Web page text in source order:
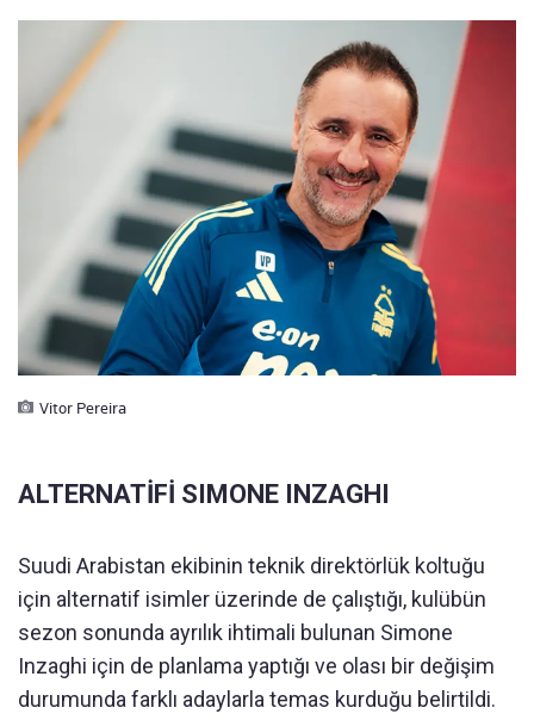
Vitor Pereira
ALTERNATİFİ SIMONE INZAGHI
Suudi Arabistan ekibinin teknik direktörlük koltuğu
için alternatif isimler üzerinde de çalıştığı, kulübün
sezon sonunda ayrılık ihtimali bulunan Simone
Inzaghi için de planlama yaptığı ve olası bir değişim
durumunda farklı adaylarla temas kurduğu belirtildi.